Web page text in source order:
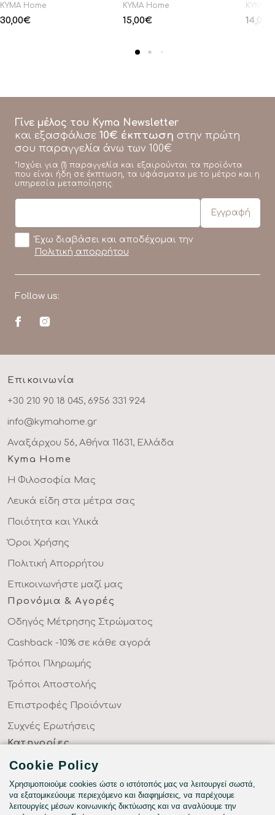
KYMA Home
30,00€
KYMA Home
15,00€
KYMA
14,00
Γίνε μέλος του Kyma Newsletter
και εξασφάλισε 10€ έκπτωση στην πρώτη
σου παραγγελία άνω των 100€
*Ισχύει για (1) παραγγελία και εξαιρούνται τα προϊόντα
που είναι ήδη σε έκπτωση, τα υφάσματα με το μέτρο και η
υπηρεσία μεταποίησης.
Έχω διαβάσει και αποδέχομαι την
Πολιτική απορρήτου
Follow us:
Επικοινωνία
+30 210 90 18 045, 6956 331 924
info@kymahome.gr
Αναξάρχου 56, Αθήνα 11631, Ελλάδα
Kyma Home
Η Φιλοσοφία Μας
Λευκά είδη στα μέτρα σας
Ποιότητα και Υλικά
Όροι Χρήσης
Πολιτική Απορρήτου
Επικοινωνήστε μαζί μας
Προνόμια & Αγορές
Οδηγός Μέτρησης Στρώματος
Cashback -10% σε κάθε αγορά
Τρόποι Πληρωμής
Τρόποι Αποστολής
Επιστροφές Προϊόντων
Συχνές Ερωτήσεις
Κατηγορίες
ΣΕΝΤΟΝΙΑ ΣΤΑ ΜΕΤΡΑ ΣΑΣ
ΥΦΑΣΜΑΤΑ ΜΕ ΤΟ ΜΕΤΡΟ
ΥΠΝΟΔΩΜΑΤΙΟ
Cookie Policy
Χρησιμοποιούμε cookies ώστε ο ιστότοπός μας να λειτουργεί σωστά,
να εξατομικεύουμε περιεχόμενο και διαφημίσεις, να παρέχουμε
λειτουργίες μέσων κοινωνικής δικτύωσης και να αναλύουμε την